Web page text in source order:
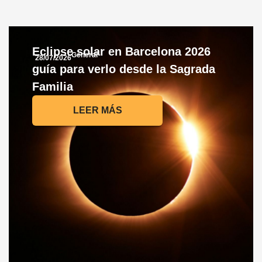
28/07/2026General
Eclipse solar en Barcelona 2026
guía para verlo desde la Sagrada
Familia
LEER MÁS